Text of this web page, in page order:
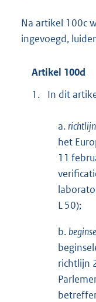
Na artikel 100c
ingevoegd,
Artikel 100d
1.
In dit
a.
het
11
L 50);
b.
richtlijn